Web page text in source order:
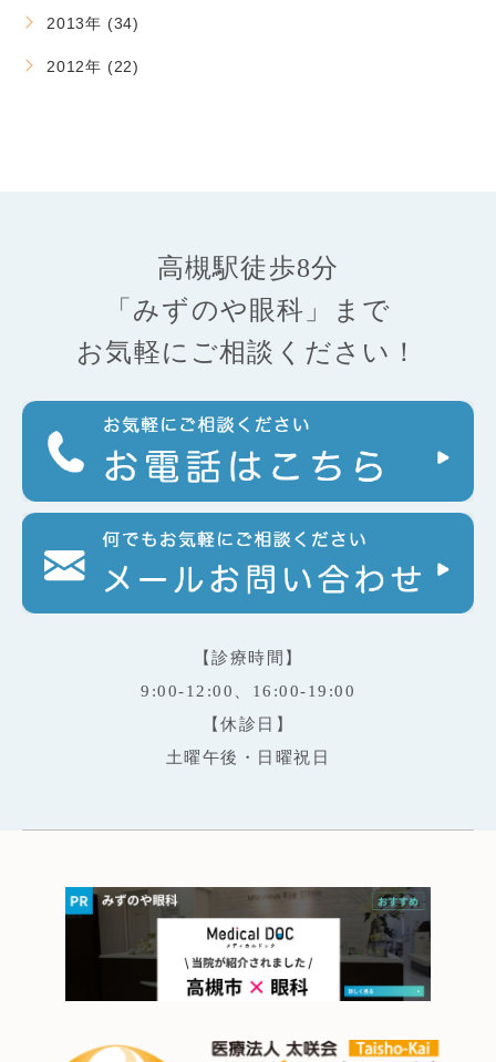
2013年 (34)
2012年 (22)
高槻駅徒歩8分
「みずのや眼科」まで
お気軽にご相談ください！
【診療時間】
9:00-12:00、16:00-19:00
【休診日】
土曜午後・日曜祝日